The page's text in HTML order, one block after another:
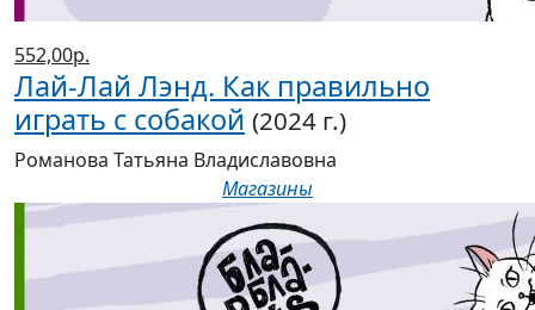
552,00р.
Лай-Лай Лэнд. Как правильно
играть с собакой (2024 г.)
Романова Татьяна Владиславовна
Магазины